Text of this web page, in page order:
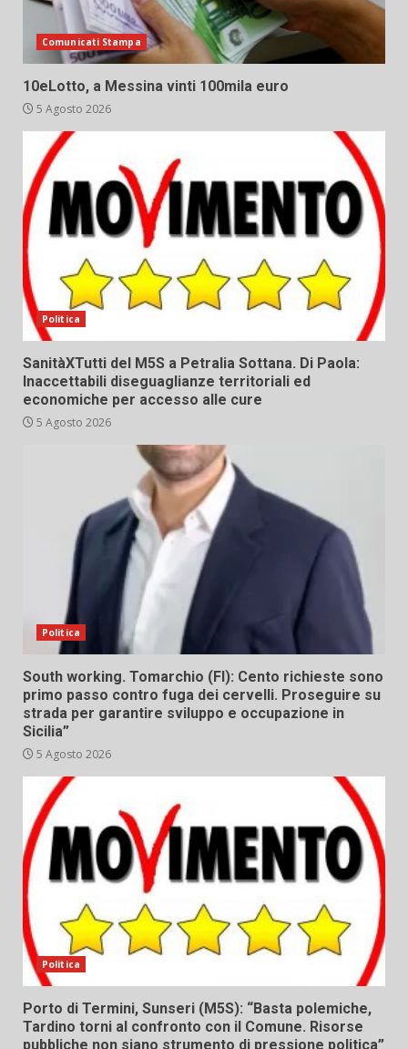
Comunicati Stampa
10eLotto, a Messina vinti 100mila euro
5 Agosto 2026
Politica
SanitàXTutti del M5S a Petralia Sottana. Di Paola:
Inaccettabili diseguaglianze territoriali ed
economiche per accesso alle cure
5 Agosto 2026
Politica
South working. Tomarchio (FI): Cento richieste sono
primo passo contro fuga dei cervelli. Proseguire su
strada per garantire sviluppo e occupazione in
Sicilia”
5 Agosto 2026
Politica
Porto di Termini, Sunseri (M5S): “Basta polemiche,
Tardino torni al confronto con il Comune. Risorse
pubbliche non siano strumento di pressione politica”